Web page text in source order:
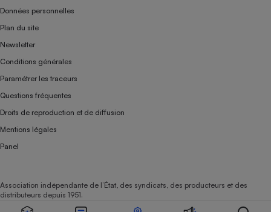
Données personnelles
Plan du site
Newsletter
Conditions générales
Paramétrer les traceurs
Questions fréquentes
Droits de reproduction et de diffusion
Mentions légales
Panel
Association indépendante de l’État, des syndicats, des producteurs et des
distributeurs depuis 1951.